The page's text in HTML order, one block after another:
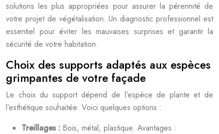
solutions les plus appropriées pour assurer la pérennité de
votre projet de végétalisation. Un diagnostic professionnel est
essentiel pour éviter les mauvaises surprises et garantir la
sécurité de votre habitation.
Choix des supports adaptés aux espèces
grimpantes de votre façade
Le choix du support dépend de l’espèce de plante et de
l’esthétique souhaitée. Voici quelques options :
Treillages : Bois, métal, plastique. Avantages :